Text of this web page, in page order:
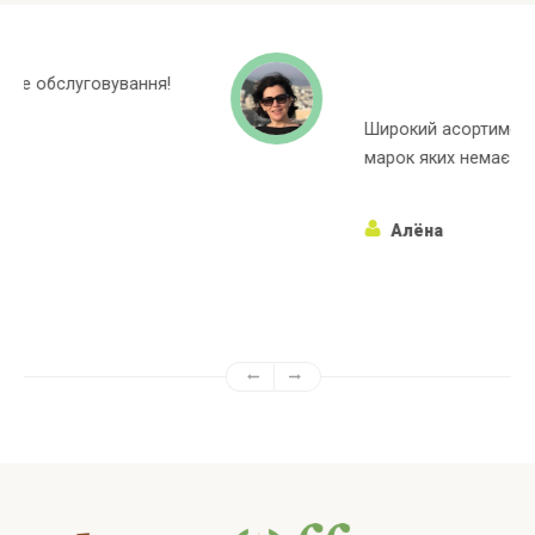
Широкий асортиментний ряд, багато
марок яких немає в інших магазинах!